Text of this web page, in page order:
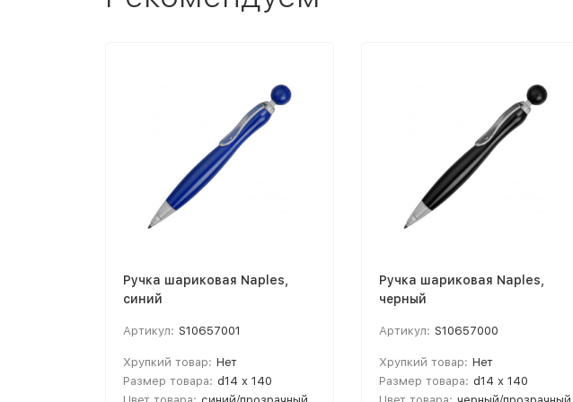
Ручка шариковая Naples,
синий
Артикул: S10657001
Хрупкий товар: Нет
Размер товара: d14 х 140
Ручка шариковая Naples,
черный
Артикул: S10657000
Хрупкий товар: Нет
Размер товара: d14 х 140